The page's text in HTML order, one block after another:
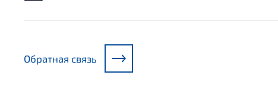
Обратная связь